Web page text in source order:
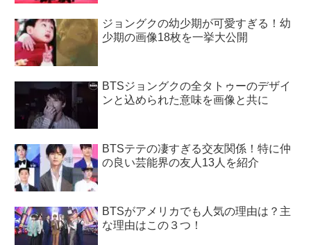
ジョングクの幼少期が可愛すぎる！幼
少期の画像18枚を一挙大公開
BTSジョングクの全タトゥーのデザイ
ンと込められた意味を画像と共に
BTSテテの凄すぎる交友関係！特に仲
の良い芸能界の友人13人を紹介
BTSがアメリカでも人気の理由は？主
な理由はこの３つ！